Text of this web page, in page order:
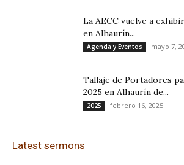
La AECC vuelve a
en Alhaurín...
Agenda y Eventos mayo 7,
Tallaje de Portadores
2025 en Alhaurín de...
2025 febrero 16, 2025
Latest sermons